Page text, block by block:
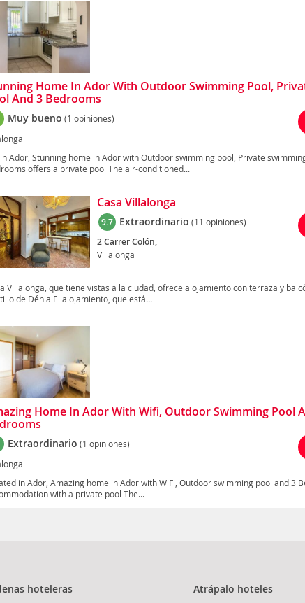
Home In Ador With Outdoor Swimming Pool,
And 3 Bedrooms
Muy bueno (1 opiniones)
Ador, Stunning home in Ador with Outdoor swimming pool, Private
offers a private pool The air-conditioned...
Casa Villalonga
9.7 Extraordinario (11 opiniones)
2 Carrer Colón,
Villalonga
Villalonga, que tiene vistas a la ciudad, ofrece alojamiento con terraza y
de Dénia El alojamiento, que está...
Home In Ador With Wifi, Outdoor Swimming Pool
Extraordinario (1 opiniones)
in Ador, Amazing home in Ador with WiFi, Outdoor swimming pool and 3
with a private pool The...
hoteleras Atrápalo hoteles